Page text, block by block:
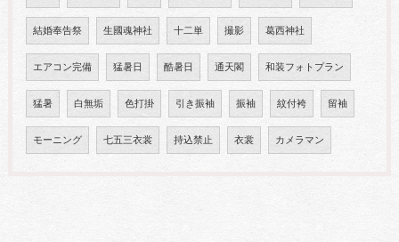
結婚奉告祭 生國魂神社 十二単 撮影 葛西神社
エアコン完備 猛暑日 酷暑日 通天閣 和装フォトプラン
猛暑 白無垢 色打掛 引き振袖 振袖 紋付袴 留袖
モーニング 七五三衣裳 持込禁止 衣裳 カメラマン